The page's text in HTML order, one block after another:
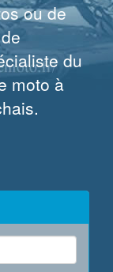
ou de
du
moto à